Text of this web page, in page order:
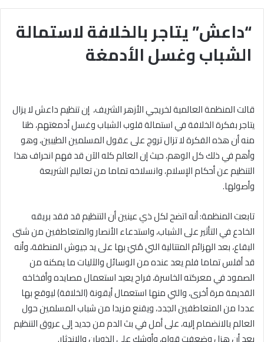
“داعش” يتاجر بالخلافة لاستمالة
الشباب وغسل الأدمغة
قالت المنظمة العالمية لخريجي الأزهر الشريف، إن تنظيم داعش لا يزال
يتاجر بفكرة الخلافة في استمالة قلوب الشباب وغسل أدمغتهم، ظنا
منه أن هذه الفكرة لا تزال تروج على عقول المسلمين الطيبين، وهو
وأهم في ذلك كل الوهم، حيث إن العالم كله الآن قد فهم انحراف هذا
التنظيم عن أحكام الإسلام، وانسلاخه تماما من تعاليم الشريعة
وأصولها.
تابعت المنظمة: أنه اتضح لكل ذي عينين أن التنظيم قد فقد بريقه
الخادع في التأثير على الشباب، واستدعاء الأنصار والمتعاطفين من شتى
البقاع، بعد الهزائم المتتالية التي مُنيَ بها على يد جيوش المنطقة، وأنه
قد أفلس تماما فلم يعد عنده من الوسائل والآليات ما يمكنه من
الصمود في معركته الخاسرة، فراح يعيد استعمال مصايده وأفخاخه
القديمة مرة أخرى، والتي منها استعمال أيقونة (الخلافة) ليوقع بها
عددا من المتعاطفين الجدد، ويقنع مزيدا من شباب المسلمين حول
العالم بالانضمام إليه، على أمل في بث الدم من جديد إلى عروق التنظيم